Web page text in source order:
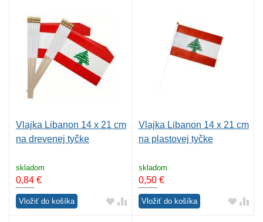
Vlajka Libanon 14 x 21 cm
na drevenej tyčke
skladom
0,84 €
Vložiť do košíka
Vlajka Libanon 14 x 21 cm
na plastovej tyčke
skladom
0,50€
Vložiť do košíka